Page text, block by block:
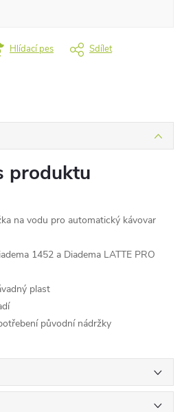
Hlídací pes Sdílet
produktu
na vodu pro automatický kávovar
1452 a Diadema LATTE PRO
plast
původní nádržky